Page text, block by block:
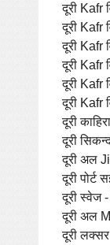
दूरी Kafr
दूरी Kafr
दूरी Kafr
दूरी Kafr
दूरी Kafr
दूरी Kafr
दूरी
दूरी
दूरी अल
दूरी पोर्ट
दूरी स्वेज
दूरी अल
दूरी